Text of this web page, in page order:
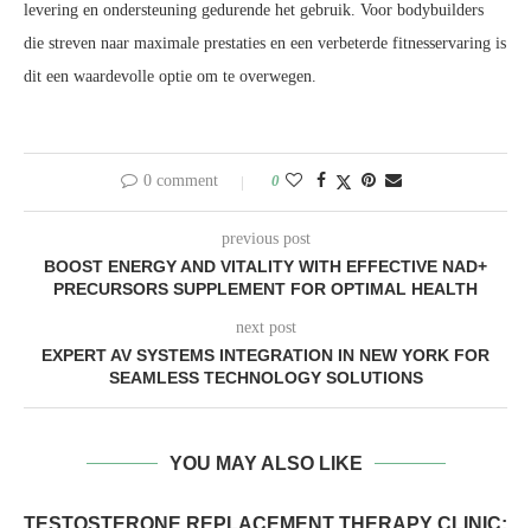
levering en ondersteuning gedurende het gebruik. Voor bodybuilders
die streven naar maximale prestaties en een verbeterde fitnesservaring is
dit een waardevolle optie om te overwegen.
0 comment 0
previous post
BOOST ENERGY AND VITALITY WITH EFFECTIVE NAD+
PRECURSORS SUPPLEMENT FOR OPTIMAL HEALTH
next post
EXPERT AV SYSTEMS INTEGRATION IN NEW YORK FOR
SEAMLESS TECHNOLOGY SOLUTIONS
YOU MAY ALSO LIKE
TESTOSTERONE REPLACEMENT THERAPY CLINIC: